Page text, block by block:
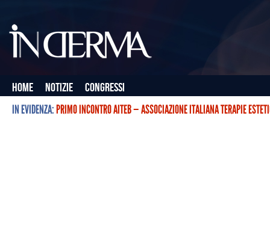
Home Notizie
Congressi
IN EVIDENZA:PRIMO INCONTRO AITEB — ASSOCIAZIONE ITALIANA TERAPIE